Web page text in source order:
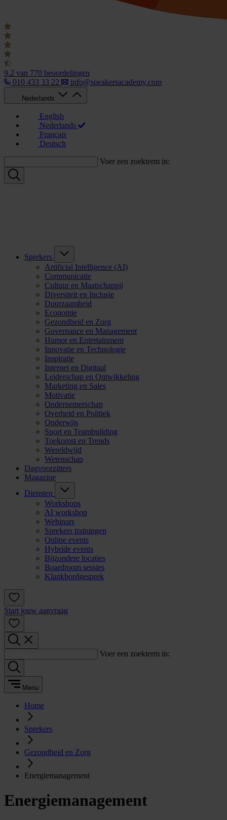
9.2 van 770 beoordelingen
010 433 33 22
info@speakersacademy.com
Nederlands
English
Nederlands
Français
Deutsch
Voer een zoekterm in:
Sprekers
Artificial Intelligence (AI)
Communicatie
Cultuur en Maatschappij
Diversiteit en Inclusie
Duurzaamheid
Economie
Gezondheid en Zorg
Governance en Management
Humor en Entertainment
Innovatie en Technologie
Inspiratie
Internet en Digitaal
Leiderschap en Ontwikkeling
Marketing en Sales
Motivatie
Ondernemerschap
Overheid en Politiek
Onderwijs
Sport en Teambuilding
Toekomst en Trends
Wereldwijd
Wetenschap
Dagvoorzitters
Magazine
Diensten
Workshops
AI workshop
Webinars
Sprekers trainingen
Online events
Hybride events
Bijzondere locaties
Boardroom sessies
Klankbordgesprek
Start jouw aanvraag
Voer een zoekterm in:
Menu
Home
Sprekers
Gezondheid en Zorg
Energiemanagement
Energiemanagement